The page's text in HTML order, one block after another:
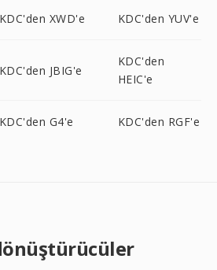
KDC'den XWD'e KDC'den YUV'e
KDC'den JBIG'e
KDC'den
HEIC'e
KDC'den G4'e KDC'den RGF'e